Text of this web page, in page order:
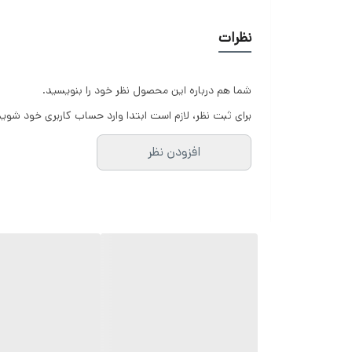
نظرات
شما هم درباره این محصول نظر خود را بنویسید.
برای ثبت نظر، لازم است ابتدا وارد حساب کاربری خود
افزودن نظر